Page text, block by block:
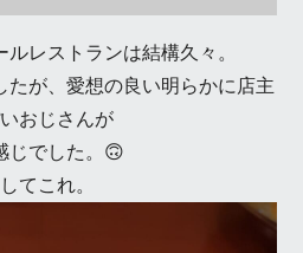
レストランは結構久々。
たが、愛想の良い明らかに店主
おじさんが
じでした。🙃
てこれ。